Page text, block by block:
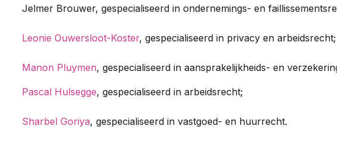
Jelmer Brouwer, gespecialiseerd in ondernemings- en
Leonie Ouwersloot-Koster, gespecialiseerd in privacy en arbeidsrecht;
Manon Pluymen, gespecialiseerd in aansprakelijkheids- en
Pascal Hulsegge, gespecialiseerd in arbeidsrecht;
Sharbel Goriya, gespecialiseerd in vastgoed- en huurrecht.